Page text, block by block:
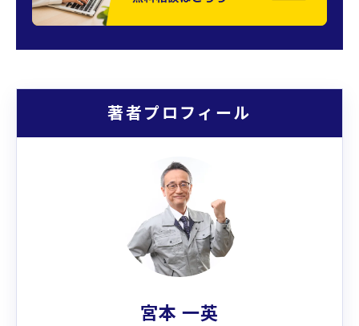
著者プロフィール
宮本 一英